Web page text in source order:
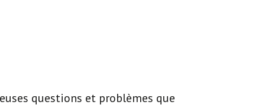
questions et problèmes que